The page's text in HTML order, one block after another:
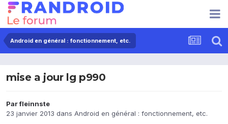
Android en général : fonctionnement, etc.
mise a jour lg p990
Parfleinnste
23 janvier 2013 dans Android en général : fonctionnement, etc.